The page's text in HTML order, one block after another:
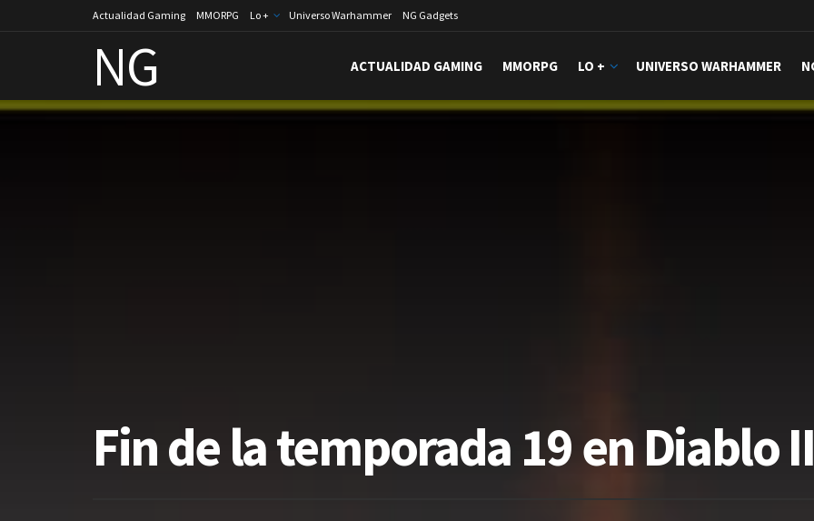
Actualidad Gaming MMORPG Lo + Universo Warhammer NG Gadgets
NG ACTUALIDAD GAMING MMORPG LO + UNIVERSO WARHAMMER
Fin de la temporada 19 en Diablo